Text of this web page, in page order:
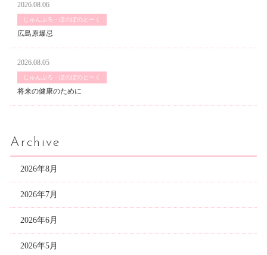
2026.08.06
じゅんぶろ・ほのぼのとーく
広島原爆忌
2026.08.05
じゅんぶろ・ほのぼのとーく
将来の健康のために
Archive
2026年8月
2026年7月
2026年6月
2026年5月